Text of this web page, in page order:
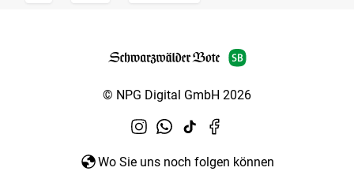
© NPG Digital GmbH 2026
Wo Sie uns noch folgen können